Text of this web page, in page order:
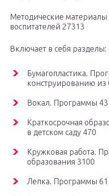
Методические материалы
воспитателей 27313
Включает в себя разделы:
Бумагопластика.
конструированию из
Вокал. Программы 43
Краткосрочная
в детском саду 470
Кружковая работа.
образования 3100
Лепка. Программы 61